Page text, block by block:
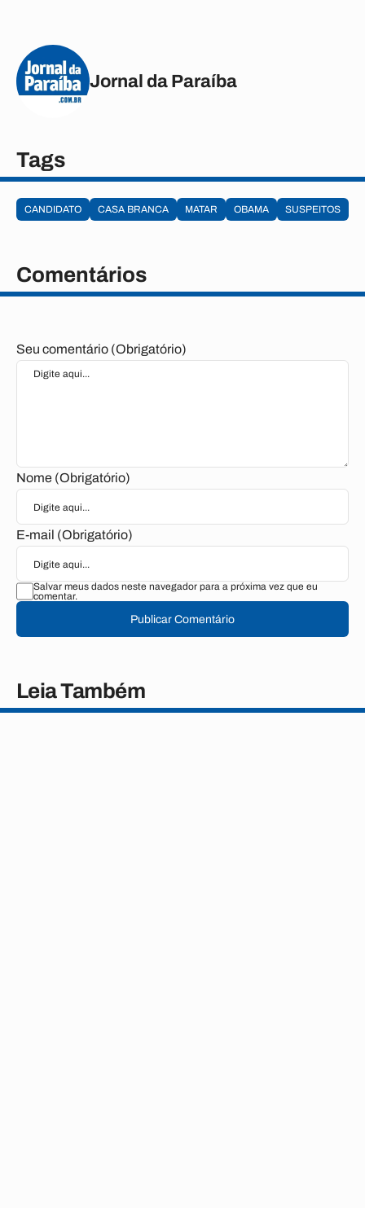
Jornal da Paraíba
Tags
CANDIDATO CASA BRANCA MATAR OBAMA SUSPEITOS
Comentários
Seu comentário (Obrigatório)
Nome (Obrigatório)
E-mail (Obrigatório)
Salvar meus dados neste navegador para a próxima vez que eu
comentar.
Publicar Comentário
Leia Também